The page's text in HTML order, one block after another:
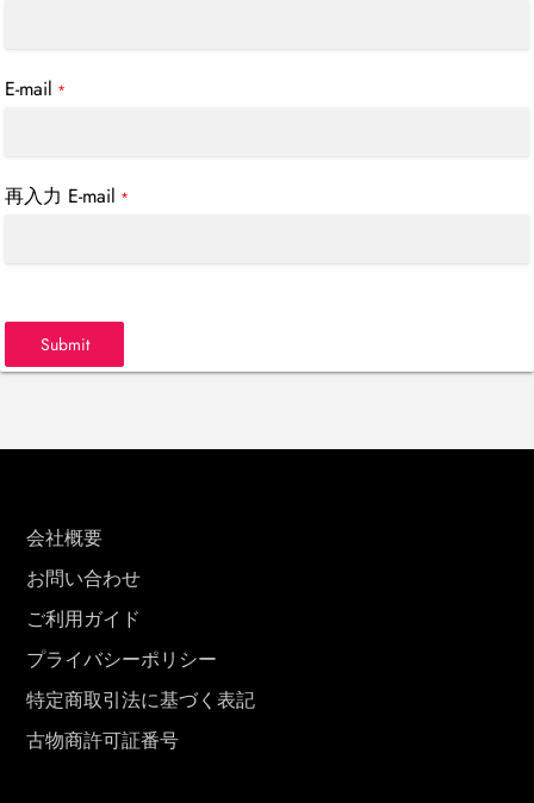
E-mail *
再入力 E-mail *
Submit
会社概要
お問い合わせ
ご利用ガイド
プライバシーポリシー
特定商取引法に基づく表記
古物商許可証番号